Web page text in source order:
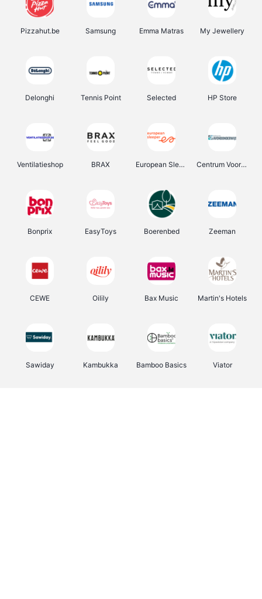
Pizzahut.be Samsung Emma Matras My Jewellery
Delonghi Tennis Point Selected HP Store
Ventilatieshop BRAX European Sleeper Centrum Voor Avondonderwijs
Bonprix EasyToys Boerenbed Zeeman
CEWE Oilily Bax Music Martin's Hotels
Sawiday Kambukka Bamboo Basics Viator